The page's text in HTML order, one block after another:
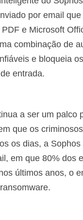
por email
e Microsoft
combinação de
e bloqueia
entrada.
a ser um palco
que os
os dias, a
em que 80% dos
últimos anos, o